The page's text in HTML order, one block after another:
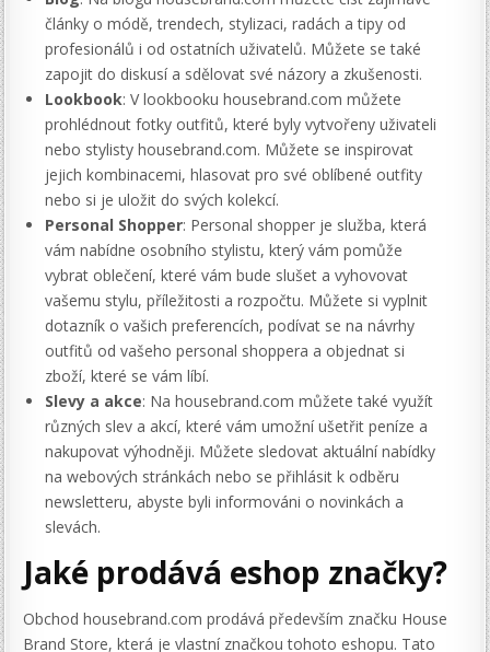
články o módě, trendech, stylizaci, radách a tipy od
profesionálů i od ostatních uživatelů. Můžete se také
zapojit do diskusí a sdělovat své názory a zkušenosti.
Lookbook: V lookbooku housebrand.com můžete
prohlédnout fotky outfitů, které byly vytvořeny uživateli
nebo stylisty housebrand.com. Můžete se inspirovat
jejich kombinacemi, hlasovat pro své oblíbené outfity
nebo si je uložit do svých kolekcí.
Personal Shopper: Personal shopper je služba, která
vám nabídne osobního stylistu, který vám pomůže
vybrat oblečení, které vám bude slušet a vyhovovat
vašemu stylu, příležitosti a rozpočtu. Můžete si vyplnit
dotazník o vašich preferencích, podívat se na návrhy
outfitů od vašeho personal shoppera a objednat si
zboží, které se vám líbí.
Slevy a akce: Na housebrand.com můžete také využít
různých slev a akcí, které vám umožní ušetřit peníze a
nakupovat výhodněji. Můžete sledovat aktuální nabídky
na webových stránkách nebo se přihlásit k odběru
newsletteru, abyste byli informováni o novinkách a
slevách.
Jaké prodává eshop značky?
Obchod housebrand.com prodává především značku House
Brand Store, která je vlastní značkou tohoto eshopu. Tato